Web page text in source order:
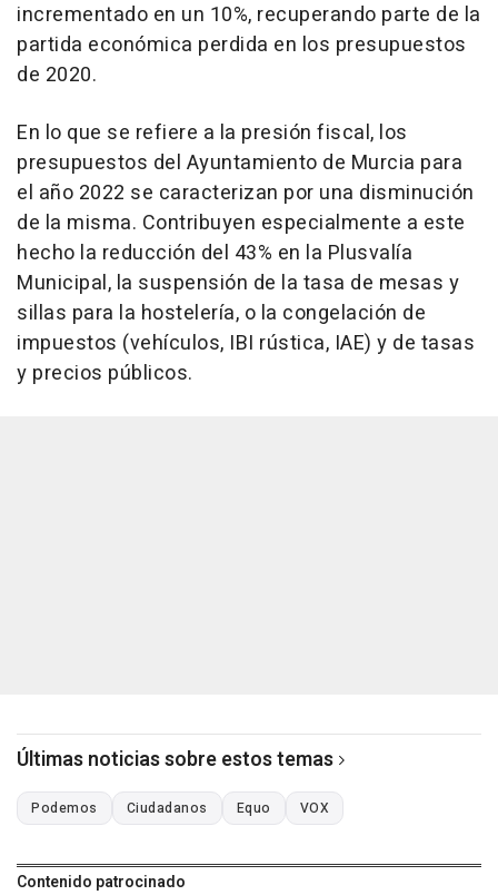
incrementado en un 10%, recuperando parte de la
partida económica perdida en los presupuestos
de 2020.
En lo que se refiere a la presión fiscal, los
presupuestos del Ayuntamiento de Murcia para
el año 2022 se caracterizan por una disminución
de la misma. Contribuyen especialmente a este
hecho la reducción del 43% en la Plusvalía
Municipal, la suspensión de la tasa de mesas y
sillas para la hostelería, o la congelación de
impuestos (vehículos, IBI rústica, IAE) y de tasas
y precios públicos.
Últimas noticias sobre estos temas
Podemos Ciudadanos Equo VOX
Contenido patrocinado